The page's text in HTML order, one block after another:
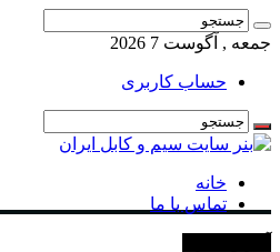
جمعه , آگوست 7 2026
حساب کاربری
خانه
تماس با ما